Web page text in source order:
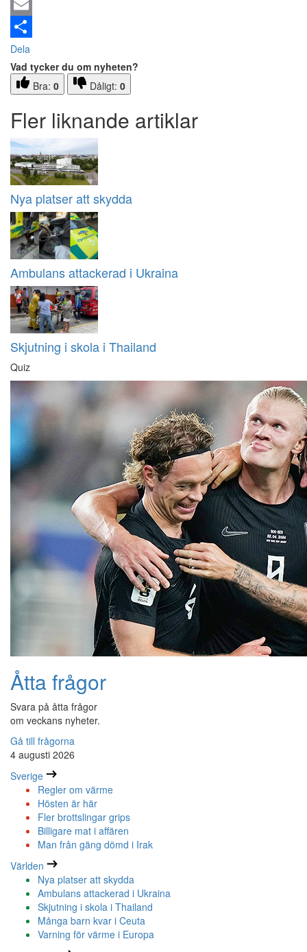
Email
Dela
Vad tycker du om nyheten?
Bra: 0 Dåligt: 0
Fler liknande artiklar
Nya platser att skydda
Ambulans attackerad i Ukraina
Skjutning i skola i Thailand
Quiz
Åtta frågor
Svara på åtta frågor
om veckans nyheter.
Gå till frågorna
4 augusti 2026
Sverige
Regler om värme
Hösten är här
Fler brottslingar grips
Billigare mat i affären
Man från gäng dömd i Irak
Världen
Nya platser att skydda
Ambulans attackerad i Ukraina
Skjutning i skola i Thailand
Många barn kvar i Ceuta
Varning för värme i Europa